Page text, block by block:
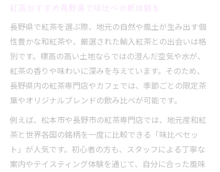
紅茶おすすめ長野県の専門店巡りの楽しさ
香り豊かなカフェで紅茶の違いを実感する
ギフトや手土産に最適な紅茶の選び方
紅茶好きが注目するトップアップティー７杯体
験記
トップアップティー７杯で見える紅茶の奥
深さ
紅茶おすすめ長野県のテイスティング体験
談
人気の紅茶専門店で豆知識を学ぶ楽しみ方
長野県で紅茶を選ぶ際、地元の自然や風土が生み出す個
性豊かな和紅茶や、厳選された輸入紅茶との出会いは格
別です。標高の高い土地ならではの澄んだ空気や水が、
紅茶の香りや味わいに深みを与えています。そのため、
長野県内の紅茶専門店やカフェでは、季節ごとの限定茶
葉やオリジナルブレンドの飲み比べが可能です。
例えば、松本市や長野市の紅茶専門店では、地元産和紅
茶と世界各国の銘柄を一度に比較できる「味比べセッ
ト」が人気です。初心者の方も、スタッフによる丁寧な
案内やテイスティング体験を通じて、自分に合った風味